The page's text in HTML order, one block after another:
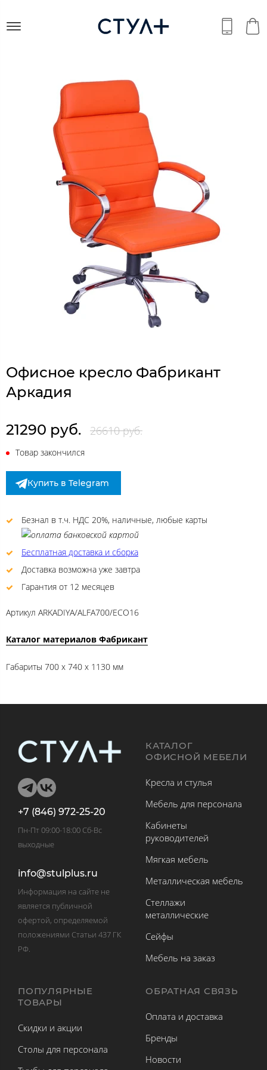
Офисное кресло Фабрикант
Аркадия
21290 руб. 26610 руб.
Товар закончился
Купить в Telegram
Безнал в т.ч. НДС 20%, наличные, любые карты
Бесплатная доставка и сборка
Доставка возможна уже завтра
Гарантия от 12 месяцев
Артикул ARKADIYA/ALFA700/ECO16
Каталог материалов Фабрикант
Габариты 700 x 740 x 1130 мм
+7 (846) 972-25-20
Пн-Пт 09:00-18:00 Сб-Вс
выходные
info@stulplus.ru
Информация на сайте не
является публичной
офертой, определяемой
положениями Статьи 437 ГК
РФ.
КАТАЛОГ
ОФИСНОЙ МЕБЕЛИ
Кресла и стулья
Мебель для персонала
Кабинеты
руководителей
Мягкая мебель
Металлическая мебель
Стеллажи
металлические
Сейфы
Мебель на заказ
ПОПУЛЯРНЫЕ
ТОВАРЫ
Скидки и акции
Столы для персонала
ОБРАТНАЯ СВЯЗЬ
Оплата и доставка
Бренды
Новости